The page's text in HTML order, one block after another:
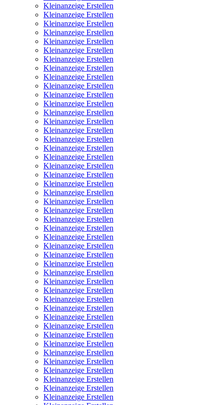
Kleinanzeige Erstellen
Kleinanzeige Erstellen
Kleinanzeige Erstellen
Kleinanzeige Erstellen
Kleinanzeige Erstellen
Kleinanzeige Erstellen
Kleinanzeige Erstellen
Kleinanzeige Erstellen
Kleinanzeige Erstellen
Kleinanzeige Erstellen
Kleinanzeige Erstellen
Kleinanzeige Erstellen
Kleinanzeige Erstellen
Kleinanzeige Erstellen
Kleinanzeige Erstellen
Kleinanzeige Erstellen
Kleinanzeige Erstellen
Kleinanzeige Erstellen
Kleinanzeige Erstellen
Kleinanzeige Erstellen
Kleinanzeige Erstellen
Kleinanzeige Erstellen
Kleinanzeige Erstellen
Kleinanzeige Erstellen
Kleinanzeige Erstellen
Kleinanzeige Erstellen
Kleinanzeige Erstellen
Kleinanzeige Erstellen
Kleinanzeige Erstellen
Kleinanzeige Erstellen
Kleinanzeige Erstellen
Kleinanzeige Erstellen
Kleinanzeige Erstellen
Kleinanzeige Erstellen
Kleinanzeige Erstellen
Kleinanzeige Erstellen
Kleinanzeige Erstellen
Kleinanzeige Erstellen
Kleinanzeige Erstellen
Kleinanzeige Erstellen
Kleinanzeige Erstellen
Kleinanzeige Erstellen
Kleinanzeige Erstellen
Kleinanzeige Erstellen
Kleinanzeige Erstellen